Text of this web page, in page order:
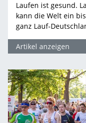
Laufen ist gesund.
kann die Welt ein
ganz Lauf-
Artikel anzeigen